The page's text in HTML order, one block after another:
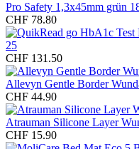
Pro Safety 1,3x45mm grün
CHF 78.80
25
CHF 131.50
Allevyn Gentle Border
CHF 44.90
Atrauman Silicone Layer
CHF 15.90